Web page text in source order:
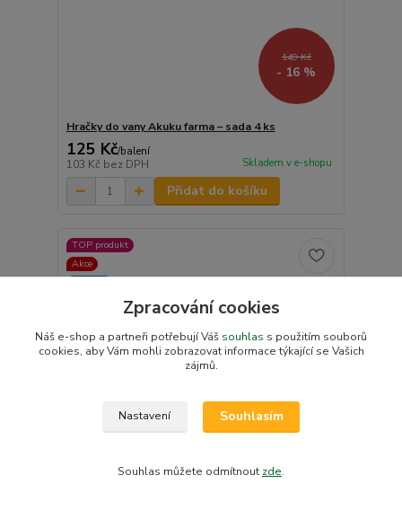
149 Kč
- 16 %
Hračky do vany Akuku farma – sada 4 ks
125 Kč/balení
103 Kč bez DPH Skladem v e-shopu
Přidat do košíku
TOP produkt
Akce
Zpracování cookies
Náš e-shop a partneři potřebují Váš souhlas s použitím souborů
cookies, aby Vám mohli zobrazovat informace týkající se Vašich
zájmů.
Nastavení Souhlasím
Souhlas můžete odmítnout zde.